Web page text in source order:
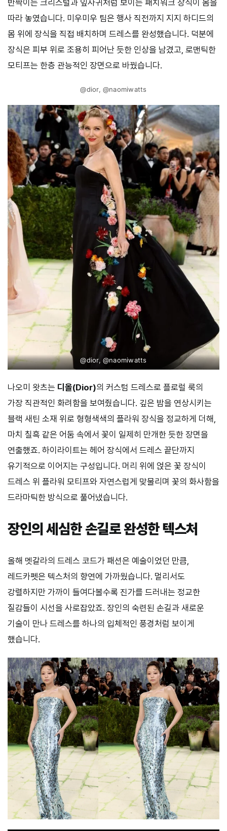
반짝이는 크리스털과 잎사귀처럼 보이는 패치워크 장식이 몸을
따라 놓였습니다. 미우미우 팀은 행사 직전까지 지지 하디드의
몸 위에 장식을 직접 배치하며 드레스를 완성했습니다. 덕분에
장식은 피부 위로 조용히 피어난 듯한 인상을 남겼고, 로맨틱한
모티프는 한층 관능적인 장면으로 바꿨습니다.
@dior, @naomiwatts
@dior, @naomiwatts
나오미 왓츠는 디올(Dior)의 커스텀 드레스로 플로럴 룩의
가장 직관적인 화려함을 보여줬습니다. 깊은 밤을 연상시키는
블랙 새틴 소재 위로 형형색색의 플라워 장식을 정교하게 더해,
마치 칠흑 같은 어둠 속에서 꽃이 일제히 만개한 듯한 장면을
연출했죠. 하이라이트는 헤어 장식에서 드레스 끝단까지
유기적으로 이어지는 구성입니다. 머리 위에 얹은 꽃 장식이
드레스 위 플라워 모티프와 자연스럽게 맞물리며 꽃의 화사함을
드라마틱한 방식으로 풀어냈습니다.
장인의 세심한 손길로 완성한 텍스처
올해 멧갈라의 드레스 코드가 패션은 예술이었던 만큼,
레드카펫은 텍스처의 향연에 가까웠습니다. 멀리서도
강렬하지만 가까이 들여다볼수록 진가를 드러내는 정교한
질감들이 시선을 사로잡았죠. 장인의 숙련된 손길과 새로운
기술이 만나 드레스를 하나의 입체적인 풍경처럼 보이게
했습니다.